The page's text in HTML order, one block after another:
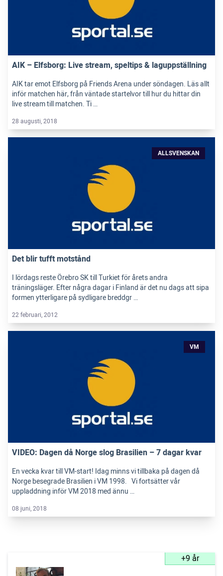
AIK – Elfsborg: Live stream, speltips & laguppställning
AIK tar emot Elfsborg på Friends Arena under söndagen. Läs allt
inför matchen här, från väntade startelvor till hur du hittar din
live stream till matchen. Ti …
28 augusti, 2018
ALLSVENSKAN
Det blir tufft motstånd
I lördags reste Örebro SK till Turkiet för årets andra
träningsläger. Efter några dagar i Finland är det nu dags att sipa
formen ytterligare på sydligare breddgr …
22 februari, 2012
VM
VIDEO: Dagen då Norge slog Brasilien – 7 dagar kvar
En vecka kvar till VM-start! Idag minns vi tillbaka på dagen då
Norge besegrade Brasilien i VM 1998. Vi fortsätter vår
uppladdning inför VM 2018 med ännu …
08 juni, 2018
+9 år